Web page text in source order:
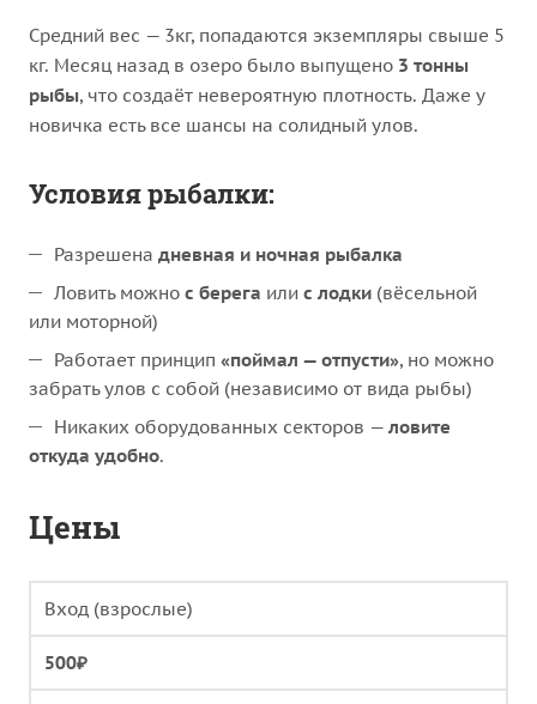
Средний вес — 3кг, попадаются экземпляры свыше 5
кг. Месяц назад в озеро было выпущено 3 тонны
рыбы, что создаёт невероятную плотность. Даже у
новичка есть все шансы на солидный улов.
Условия рыбалки:
Разрешена дневная и ночная рыбалка
Ловить можно с берега или с лодки (вёсельной
или моторной)
Работает принцип «поймал — отпусти», но можно
забрать улов с собой (независимо от вида рыбы)
Никаких оборудованных секторов — ловите
откуда удобно.
Цены
Вход (взрослые)
500₽